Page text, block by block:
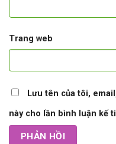
Trang web
Lưu tên của tôi,
này cho lần bình luận kế